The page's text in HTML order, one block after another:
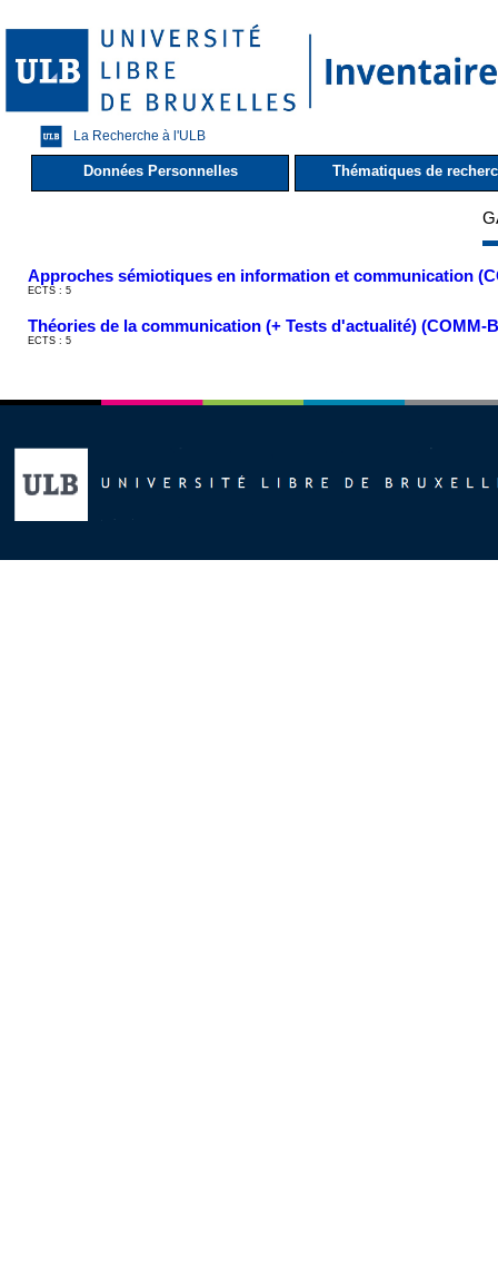
La Recherche à l'ULB
Données Personnelles Thématiques de
Approches sémiotiques en information et communication
ECTS : 5
Théories de la communication (+ Tests d'actualité) (COMM-
ECTS : 5